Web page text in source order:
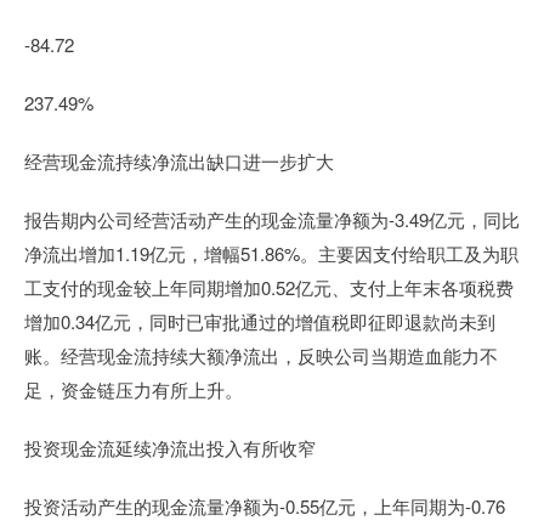
-84.72
237.49%
经营现金流持续净流出缺口进一步扩大
报告期内公司经营活动产生的现金流量净额为-3.49亿元，同比
净流出增加1.19亿元，增幅51.86%。主要因支付给职工及为职
工支付的现金较上年同期增加0.52亿元、支付上年末各项税费
增加0.34亿元，同时已审批通过的增值税即征即退款尚未到
账。经营现金流持续大额净流出，反映公司当期造血能力不
足，资金链压力有所上升。
投资现金流延续净流出投入有所收窄
投资活动产生的现金流量净额为-0.55亿元，上年同期为-0.76